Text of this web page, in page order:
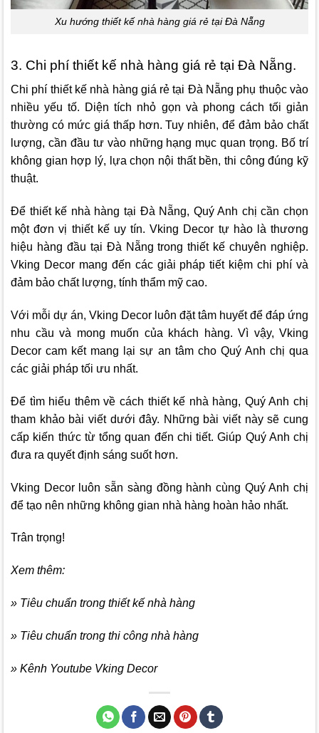
Xu hướng thiết kế nhà hàng giá rẻ tại Đà Nẵng
3. Chi phí thiết kế nhà hàng giá rẻ tại Đà Nẵng.
Chi phí thiết kế nhà hàng giá rẻ tại Đà Nẵng phụ thuộc vào
nhiều yếu tố. Diện tích nhỏ gọn và phong cách tối giản
thường có mức giá thấp hơn. Tuy nhiên, để đảm bảo chất
lượng, cần đầu tư vào những hạng mục quan trọng. Bố trí
không gian hợp lý, lựa chọn nội thất bền, thi công đúng kỹ
thuật.
Để thiết kế nhà hàng tại Đà Nẵng, Quý Anh chị cần chọn
một đơn vị thiết kế uy tín.Vking Decor tự hào là thương
hiệu hàng đầu tại Đà Nẵng trong thiết kế chuyên nghiệp.
Vking Decormang đến các giải pháp tiết kiệm chi phí và
đảm bảo chất lượng, tính thẩm mỹ cao.
Với mỗi dự án, Vking Decor luôn đặt tâm huyết để đáp ứng
nhu cầu và mong muốn của khách hàng. Vì vậy, Vking
Decor cam kết mang lại sự an tâm cho Quý Anh chị qua
các giải pháp tối ưu nhất.
Để tìm hiểu thêm về cách thiết kế nhà hàng, Quý Anh chị
tham khảo bài viết dưới đây. Những bài viết này sẽ cung
cấp kiến thức từ tổng quan đến chi tiết. Giúp Quý Anh chị
đưa ra quyết định sáng suốt hơn.
Vking Decorluôn sẵn sàng đồng hành cùng Quý Anh chị
để tạo nên những không gian nhà hàng hoàn hảo nhất.
Trân trọng!
Xem thêm:
» Tiêu chuẩn trong thiết kế nhà hàng
» Tiêu chuẩn trong thi công nhà hàng
» Kênh Youtube Vking Decor